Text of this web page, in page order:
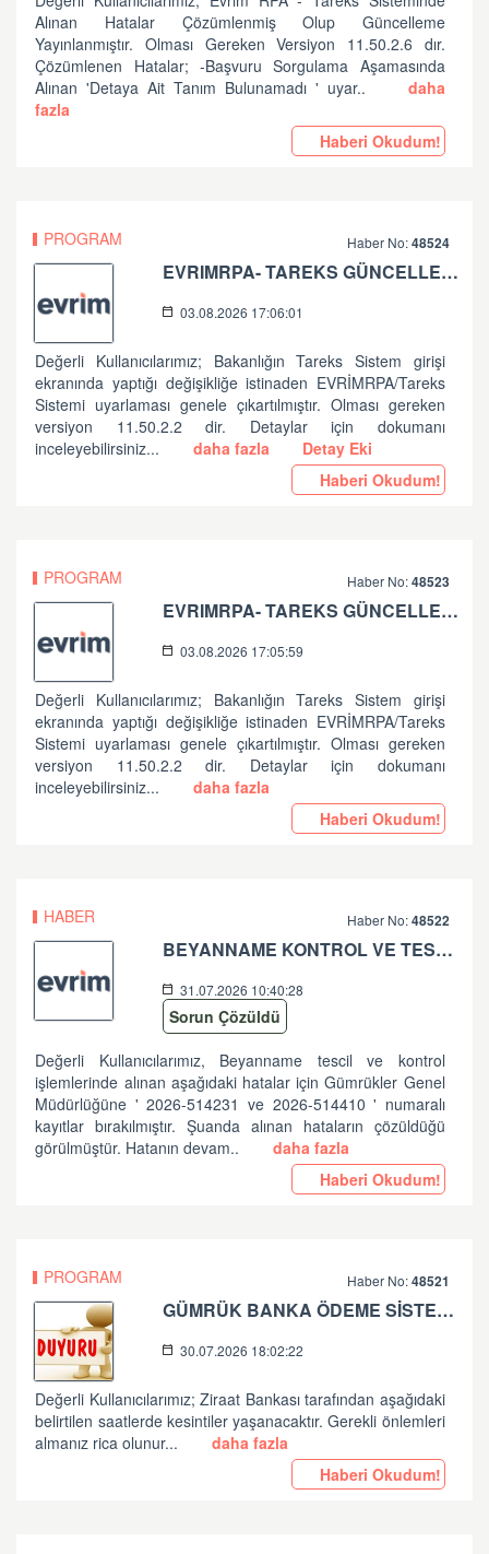
Alınan Hatalar Çözümlenmiş Olup Güncelleme
Yayınlanmıştır. Olması Gereken Versiyon 11.50.2.6 dır.
Çözümlenen Hatalar; -Başvuru Sorgulama Aşamasında
Alınan 'Detaya Ait Tanım Bulunamadı ' uyar..
daha
fazla
Haberi Okudum!
PROGRAM Haber No:48524
EVRIMRPA- TAREKS GÜNCELLEMESI HAKKINDA (V: 11.50.2.2)
03.08.2026 17:06:01
Değerli Kullanıcılarımız; Bakanlığın Tareks Sistem girişi
ekranında yaptığı değişikliğe istinaden EVRİMRPA/Tareks
Sistemi uyarlaması genele çıkartılmıştır. Olması gereken
versiyon 11.50.2.2 dir. Detaylar için dokumanı
inceleyebilirsiniz...
daha fazla
Detay Eki
Haberi Okudum!
PROGRAM Haber No:48523
EVRIMRPA- TAREKS GÜNCELLEMESI HAKKINDA
03.08.2026 17:05:59
Değerli Kullanıcılarımız; Bakanlığın Tareks Sistem girişi
ekranında yaptığı değişikliğe istinaden EVRİMRPA/Tareks
Sistemi uyarlaması genele çıkartılmıştır. Olması gereken
versiyon 11.50.2.2 dir. Detaylar için dokumanı
inceleyebilirsiniz...
daha fazla
Haberi Okudum!
HABER Haber No:48522
BEYANNAME KONTROL VE TESCİL İŞLEMLERİNDE ALINAN HATALAR HK
31.07.2026 10:40:28
Sorun Çözüldü
Değerli Kullanıcılarımız, Beyanname tescil ve kontrol
işlemlerinde alınan aşağıdaki hatalar için Gümrükler Genel
Müdürlüğüne ' 2026-514231 ve 2026-514410 ' numaralı
kayıtlar bırakılmıştır. Şuanda alınan hataların çözüldüğü
görülmüştür. Hatanın devam..
daha fazla
Haberi Okudum!
PROGRAM Haber No:48521
GÜMRÜK BANKA ÖDEME SİSTEMLERİ ZİRAAT BANKASI PLANLI ÇALIŞMA HK
30.07.2026 18:02:22
Değerli Kullanıcılarımız; Ziraat Bankası tarafından aşağıdaki
belirtilen saatlerde kesintiler yaşanacaktır. Gerekli önlemleri
almanız rica olunur...
daha fazla
Haberi Okudum!